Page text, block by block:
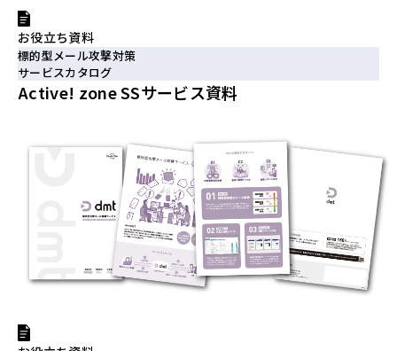
お役立ち資料
標的型メール攻撃対策
サービスカタログ
Active! zone SSサービス資料